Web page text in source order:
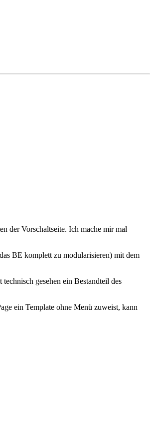
der Vorschaltseite. Ich mache mir mal
BE komplett zu modularisieren) mit dem
gesehen ein Bestandteil des
ein Template ohne Menü zuweist, kann